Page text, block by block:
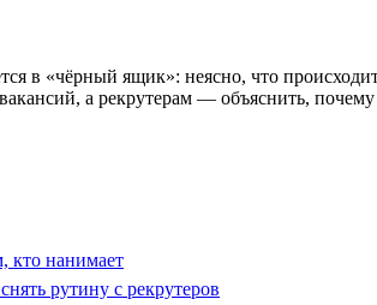
в «чёрный ящик»: неясно, что
а рекрутерам — объяснить,
кто нанимает
рутину с рекрутеров